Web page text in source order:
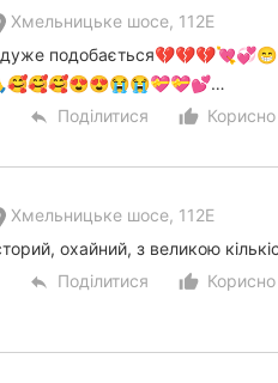
Хмельницьке шосе, 112Е
дуже
reply Поділитися thumb_up_alt
Корисно
Хмельницьке шосе, 112Е
охайний, з великою
reply Поділитися thumb_up_alt
Корисно